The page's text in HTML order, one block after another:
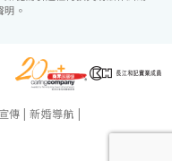
。
傳 |新婚導航 |